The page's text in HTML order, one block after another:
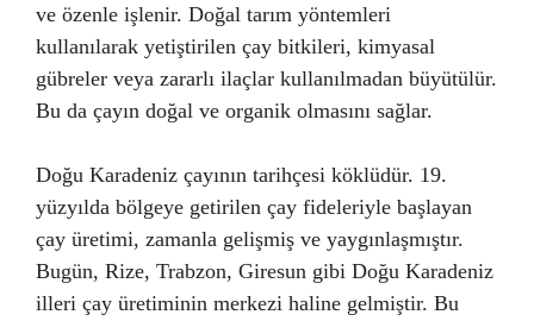
ve özenle işlenir. Doğal tarım yöntemleri
kullanılarak yetiştirilen çay bitkileri, kimyasal
gübreler veya zararlı ilaçlar kullanılmadan büyütülür.
Bu da çayın doğal ve organik olmasını sağlar.
Doğu Karadeniz çayının tarihçesi köklüdür. 19.
yüzyılda bölgeye getirilen çay fideleriyle başlayan
çay üretimi, zamanla gelişmiş ve yaygınlaşmıştır.
Bugün, Rize, Trabzon, Giresun gibi Doğu Karadeniz
illeri çay üretiminin merkezi haline gelmiştir. Bu